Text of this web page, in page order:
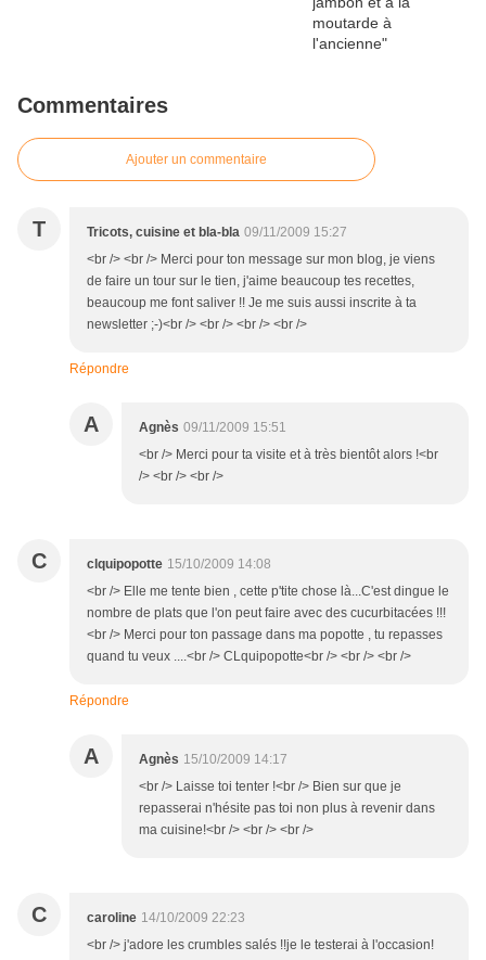
Commentaires
Ajouter un commentaire
T Tricots, cuisine et bla-bla 09/11/2009 15:27
<br /> <br /> Merci pour ton message sur mon blog, je viens
de faire un tour sur le tien, j'aime beaucoup tes recettes,
beaucoup me font saliver !! Je me suis aussi inscrite à ta
newsletter ;-)<br /> <br /> <br /> <br />
Répondre
A Agnès 09/11/2009 15:51
<br /> Merci pour ta visite et à très bientôt alors !<br
/> <br /> <br />
C clquipopotte 15/10/2009 14:08
<br /> Elle me tente bien , cette p'tite chose là...C'est dingue le
nombre de plats que l'on peut faire avec des cucurbitacées !!!
<br /> Merci pour ton passage dans ma popotte , tu repasses
quand tu veux ....<br /> CLquipopotte<br /> <br /> <br />
Répondre
A Agnès 15/10/2009 14:17
<br /> Laisse toi tenter !<br /> Bien sur que je
repasserai n'hésite pas toi non plus à revenir dans
ma cuisine!<br /> <br /> <br />
C caroline 14/10/2009 22:23
<br /> j'adore les crumbles salés !!je le testerai à l'occasion!